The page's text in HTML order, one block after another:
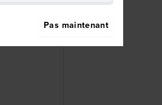
Pas maintenant